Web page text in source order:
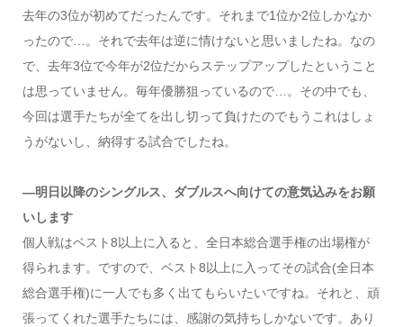
去年の3位が初めてだったんです。それまで1位か2位しかなか
ったので…。それで去年は逆に情けないと思いましたね。なの
で、去年3位で今年が2位だからステップアップしたということ
は思っていません。毎年優勝狙っているので…。その中でも、
今回は選手たちが全てを出し切って負けたのでもうこれはしょ
うがないし、納得する試合でしたね。
―明日以降のシングルス、ダブルスへ向けての意気込みをお願
いします
個人戦はベスト8以上に入ると、全日本総合選手権の出場権が
得られます。ですので、ベスト8以上に入ってその試合(全日本
総合選手権)に一人でも多く出てもらいたいですね。それと、頑
張ってくれた選手たちには、感謝の気持ちしかないです。あり